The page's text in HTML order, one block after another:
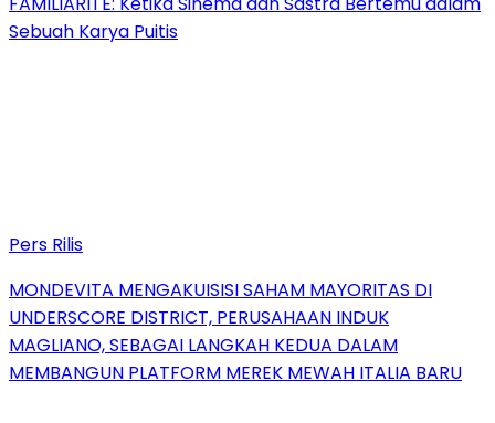
Sebuah Karya Puitis
Pers Rilis
MONDEVITA MENGAKUISISI SAHAM MAYORITAS DI
UNDERSCORE DISTRICT, PERUSAHAAN INDUK
MAGLIANO, SEBAGAI LANGKAH KEDUA DALAM
MEMBANGUN PLATFORM MEREK MEWAH ITALIA BARU